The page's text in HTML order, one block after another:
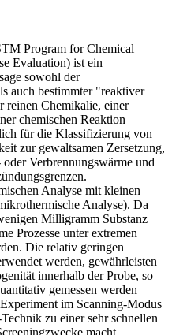
Program for Chemical
Evaluation) ist ein
sowohl der
auch bestimmter "reaktiver
reinen Chemikalie, einer
chemischen Reaktion
für die Klassifizierung von
zur gewaltsamen Zersetzung,
Verbrennungswärme und
Analyse mit kleinen
Analyse). Da
Milligramm Substanz
Prozesse unter extremen
Die relativ geringen
werden, gewährleisten
innerhalb der Probe, so
gemessen werden
im Scanning-Modus
zu einer sehr schnellen
macht.